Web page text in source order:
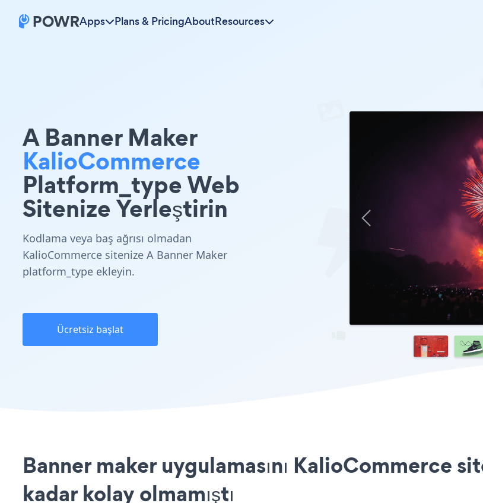
Apps Plans & PricingAboutResources
A Banner Maker
KalioCommerce
Platform_type Web
Sitenize Yerleştirin
Kodlama veya baş ağrısı olmadan
KalioCommerce sitenize A Banner Maker
platform_type ekleyin.
Ücretsiz başlat
Banner maker uygulamasını KalioCommerce
kadar kolay olmamıştı